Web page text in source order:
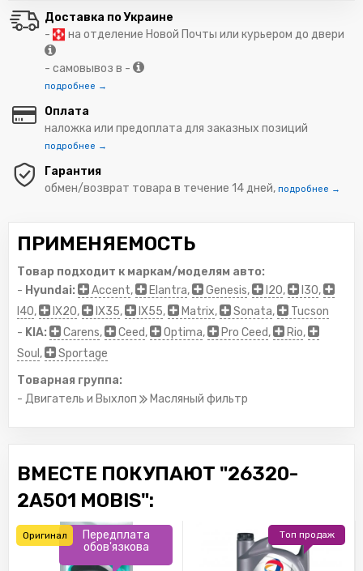
Доставка по Украине
-
на отделение Новой Почты или курьером до двери
- самовывоз в -
подробнее →
Оплата
наложка или предоплата для заказных позиций
подробнее →
Гарантия
обмен/возврат товара в течение 14 дней, подробнее →
ПРИМЕНЯЕМОСТЬ
Товар подходит к маркам/моделям авто:
- Hyundai: Accent, Elantra, Genesis, I20, I30,
I40, IX20, IX35, IX55, Matrix, Sonata,
Tucson
- KIA: Carens, Ceed, Optima, Pro Ceed, Rio,
Soul ,
Sportage
Товарная группа:
- Двигатель и Выхлоп
Масляный фильтр
ВМЕСТЕ ПОКУПАЮТ "26320-
2A501 MOBIS":
Передплата
обов'язкова
Оригинал Топ продаж